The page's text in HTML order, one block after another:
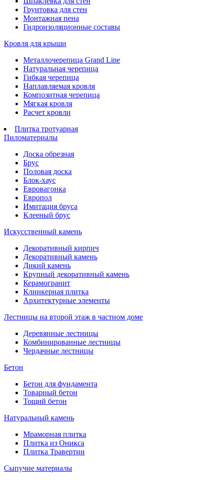
Грунтовка для стен
Монтажная пена
Гидроизоляционные составы
Кровля для крыши
Металлочерепица Grand Line
Натуральная черепица
Гибкая черепица
Наплавляемая кровля
Композитная черепица
Мягкая кровля
Расчет кровли
Плитка тротуарная
Пиломатериалы
Доска обрезная
Брус
Половая доска
Блок-хаус
Евровагонка
Европол
Имитация бруса
Клееный брус
Искусственный камень
Декоративный кирпич
Декоративный камень
Дикий камень
Крупный декоративный камень
Керамогранит
Клинкерная плитка
Архитектурные элементы
Лестницы на второй этаж в частном доме
Деревянные лестницы
Комбинированные лестницы
Чердачные лестницы
Бетон
Бетон для фундамента
Товарный бетон
Тощий бетон
Натуральный камень
Мраморная плитка
Плитка из Оникса
Плитка Травертин
Сыпучие материалы